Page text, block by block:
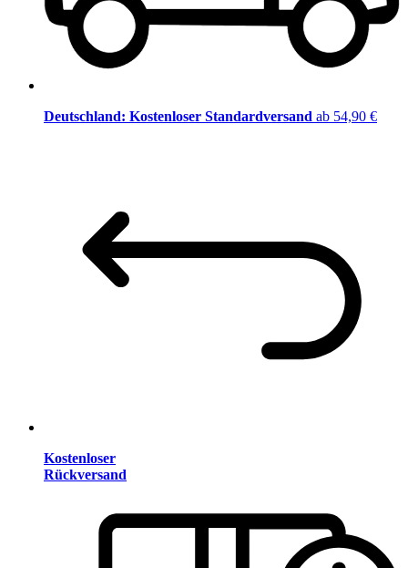
Deutschland: Kostenloser Standardversand ab 54,90 €
Kostenloser
Rückversand